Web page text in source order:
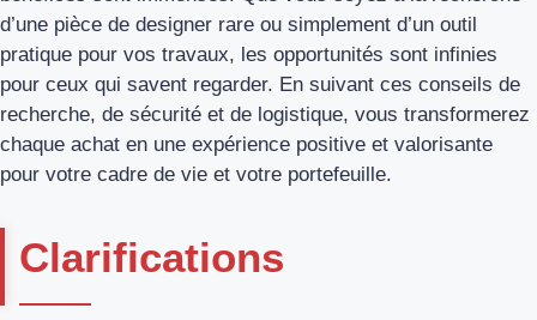
d’une pièce de designer rare ou simplement d’un outil
pratique pour vos travaux, les opportunités sont infinies
pour ceux qui savent regarder. En suivant ces conseils de
recherche, de sécurité et de logistique, vous transformerez
chaque achat en une expérience positive et valorisante
pour votre cadre de vie et votre portefeuille.
Clarifications